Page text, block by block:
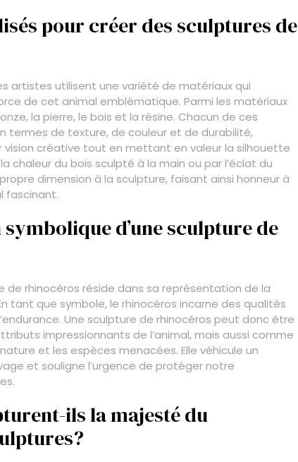
pour créer des sculptures de
artistes utilisent une variété de matériaux qui
de cet animal emblématique. Parmi les matériaux
la pierre, le bois et la résine. Chacun de ces
termes de texture, de couleur et de durabilité,
vision créative tout en mettant en valeur la silhouette
chaleur du bois sculpté à la main ou par l’éclat du
dimension à la sculpture, faisant ainsi honneur à
fascinant.
d’une sculpture de
de rhinocéros réside dans sa représentation de la
tant que symbole, le rhinocéros incarne des qualités
Une sculpture de rhinocéros peut donc être
impressionnants de l’animal, mais aussi comme
et les espèces menacées. Elle véhicule un
et souligne l’urgence de protéger notre
ils la majesté du